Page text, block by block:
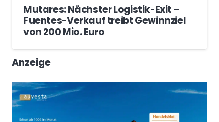
Mutares: Nächster Logistik-Exit –
Fuentes-Verkauf treibt Gewinnziel
von 200 Mio. Euro
Anzeige